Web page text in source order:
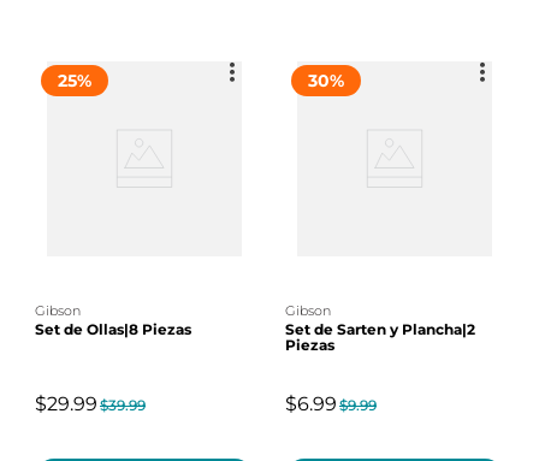
25%
gibson
Set de Ollas|8 Piezas
$29.99 $39.99
30%
gibson
Set de Sarten y Plancha|2
Piezas
$6.99 $9.99